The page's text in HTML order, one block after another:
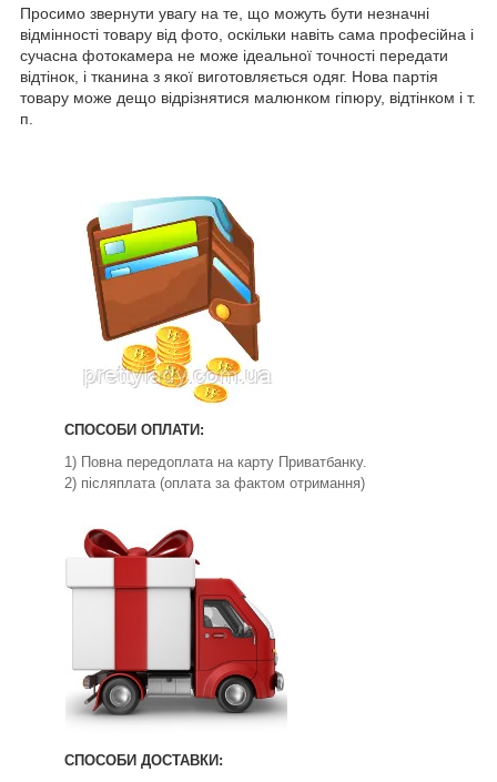
Просимо звернути увагу на те, що можуть бути незначні
відмінності товару від фото, оскільки навіть сама професійна і
сучасна фотокамера не може ідеальної точності передати
відтінок, і тканина з якої виготовляється одяг. Нова партія
товару може дещо відрізнятися малюнком гіпюру, відтінком і т.
п.
СПОСОБИ ОПЛАТИ:
1) Повна передоплата на карту Приватбанку.
2) післяплата (оплата за фактом отримання)
СПОСОБИ ДОСТАВКИ: